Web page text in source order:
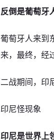
反倒是葡萄牙
葡萄牙人来到
来，最终，经
二战期间，印
印尼怪现象
印尼是世界上